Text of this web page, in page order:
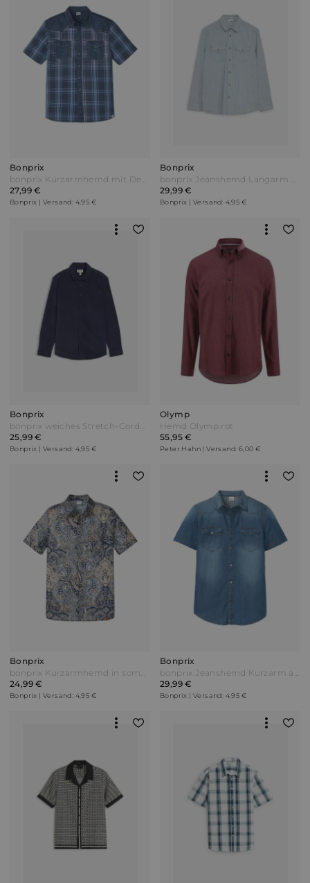
Bonprix
bonprix Kurzarmhemd mit Denimbesatz aus reiner Bio-Baumwolle Blau
27,99 €
Bonprix | Versand: 4,95 €
Bonprix
bonprix Jeanshemd Langarm aus reiner Baumwolle Blau
29,99 €
Bonprix | Versand: 4,95 €
Bonprix
25,99 €
Bonprix | Versand: 4,95 €
Olymp
Hemd Olymp rot
55,95 €
Peter Hahn | Versand: 6,00 €
Bonprix
24,99 €
Bonprix | Versand: 4,95 €
Bonprix
29,99 €
Bonprix | Versand: 4,95 €